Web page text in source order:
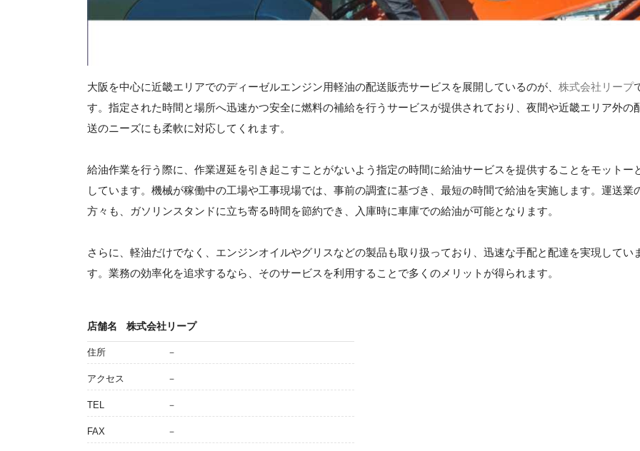
大阪を中心に近畿エリアでのディーゼルエンジン用軽油の配送販売サービスを展開しているのが、 株式会社リープ
す。指定された時間と場所へ迅速かつ安全に燃料の補給を行うサービスが提供されており、夜間や近畿エリア外の
送のニーズにも柔軟に対応してくれます。
給油作業を行う際に、作業遅延を引き起こすことがないよう指定の時間に給油サービスを提供することをモットー
しています。機械が稼働中の工場や工事現場では、事前の調査に基づき、最短の時間で給油を実施します。運送業
方々も、ガソリンスタンドに立ち寄る時間を節約でき、入庫時に車庫での給油が可能となります。
さらに、軽油だけでなく、エンジンオイルやグリスなどの製品も取り扱っており、迅速な手配と配達を実現してい
す。業務の効率化を追求するなら、そのサービスを利用することで多くのメリットが得られます。
店舗名 株式会社リープ
住所 －
アクセス －
TEL －
FAX －